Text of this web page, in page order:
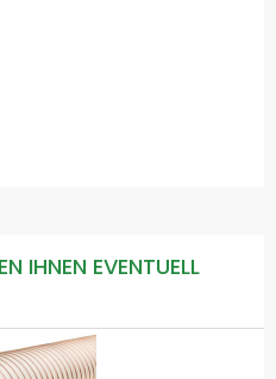
IHNEN EVENTUELL